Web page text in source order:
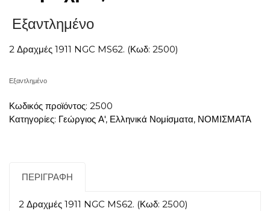
Εξαντλημένο
2 Δραχμές 1911 NGC MS62. (Κωδ: 2500)
Εξαντλημένο
Κωδικός προϊόντος: 2500
Κατηγορίες: Γεώργιος Α', Ελληνικά Νομίσματα, ΝΟΜΙΣΜΑΤΑ
ΠΕΡΙΓΡΑΦΉ
2 Δραχμές 1911 NGC MS62. (Κωδ: 2500)